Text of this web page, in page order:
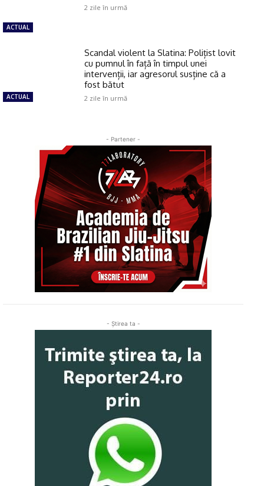
ACTUAL
2 zile în urmă
ACTUAL
Scandal violent la Slatina: Polițist lovit
cu pumnul în față în timpul unei
intervenții, iar agresorul susține că a
fost bătut
2 zile în urmă
- Partener -
- Ştirea ta -